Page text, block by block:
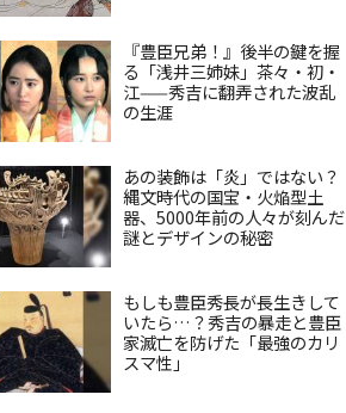
『豊臣兄弟！』後半の鍵を握
る「浅井三姉妹」茶々・初・
江——秀吉に翻弄された波乱
の生涯
あの装飾は「炎」ではない？
縄文時代の国宝・火焔型土
器、5000年前の人々が刻んだ
謎とデザインの秘密
もしも豊臣秀長が長生きして
いたら…？秀吉の暴走と豊臣
家滅亡を防げた「最強のカリ
スマ性」